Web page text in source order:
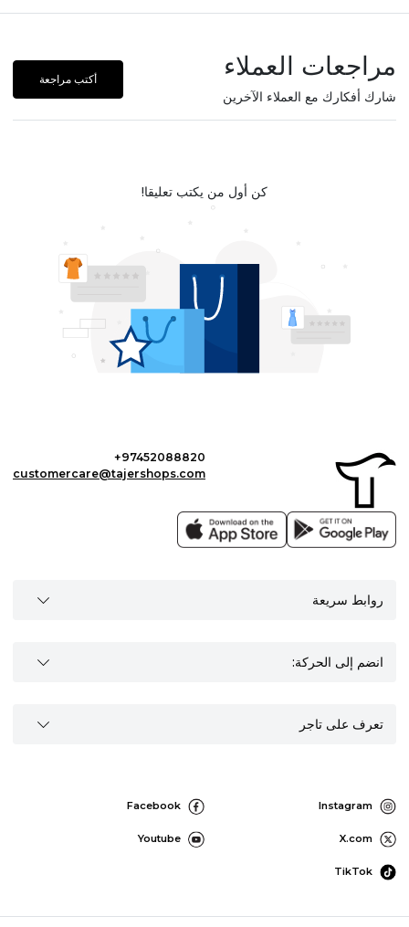
مراجعات العملاء
شارك أفكارك مع العملاء الآخرين
أكتب مراجعة
كن أول من يكتب تعليقا!
+97452088820
customercare@tajershops.com
روابط سريعة
انضم إلى الحركة:
تعرف على تاجر
Instagram
Facebook
X.com
Youtube
TikTok